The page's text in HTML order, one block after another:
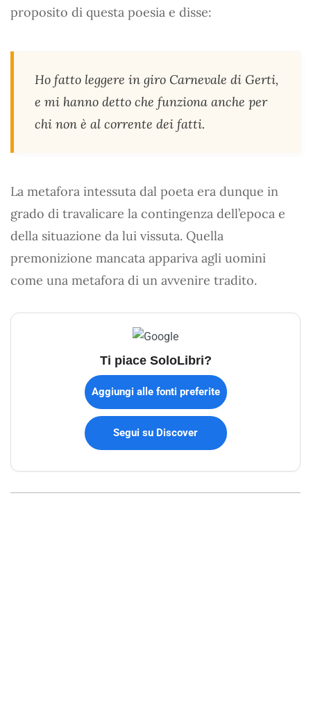
proposito di questa poesia e disse:
Ho fatto leggere in giro Carnevale di Gerti,
e mi hanno detto che funziona anche per
chi non è al corrente dei fatti.
La metafora intessuta dal poeta era dunque in
grado di travalicare la contingenza dell’epoca e
della situazione da lui vissuta. Quella
premonizione mancata appariva agli uomini
come una metafora di un avvenire tradito.
Ti piace SoloLibri?
Aggiungi alle fonti preferite
Segui su Discover